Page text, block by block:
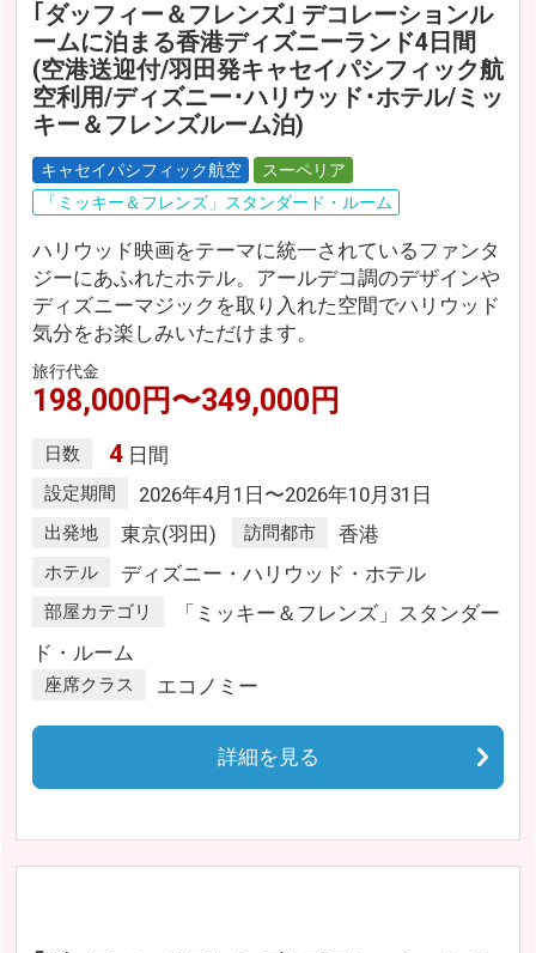
｢ダッフィー＆フレンズ｣ デコレーションル
ームに泊まる香港ディズニーランド4日間
(空港送迎付/羽田発キャセイパシフィック航
空利用/ディズニー･ハリウッド･ホテル/ミッ
キー＆フレンズルーム泊)
キャセイパシフィック航空
スーペリア
「ミッキー＆フレンズ」スタンダード・ルーム
ハリウッド映画をテーマに統一されているファンタ
ジーにあふれたホテル。アールデコ調のデザインや
ディズニーマジックを取り入れた空間でハリウッド
気分をお楽しみいただけます。
旅行代金
198,000円〜349,000円
日数 4 日間
設定期間 2026年4月1日〜2026年10月31日
出発地 東京(羽田) 訪問都市 香港
ホテル ディズニー・ハリウッド・ホテル
部屋カテゴリ
「ミッキー＆フレンズ」スタンダー
ド・ルーム
座席クラス エコノミー
詳細を見る